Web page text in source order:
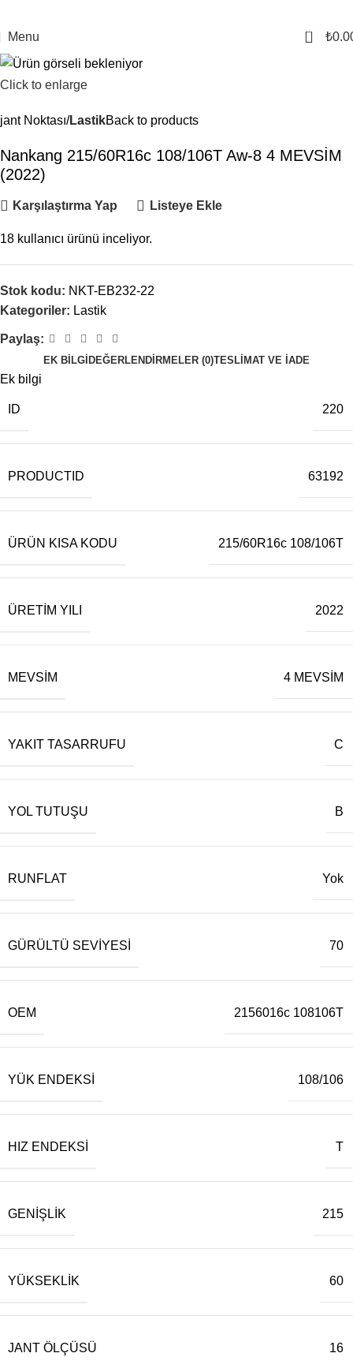
Menu 0 ₺
Click to enlarge
jant Noktası LastikBack to products
Nankang 215/60R16c 108/106T Aw-8 4 MEVSİM
(2022)
Karşılaştırma Yap Listeye Ekle
18 kullanıcı ürünü inceliyor.
Stok kodu: NKT-EB232-22
Kategoriler: Lastik
Paylaş:
EK BILGIDEĞERLENDIRMELER (0)TESLIMAT VE İADE
Ek bilgi
ID 220
PRODUCTID 63192
ÜRÜN KISA KODU 215/60R16c 108/106T
ÜRETIM YILI 2022
MEVSIM 4 MEVSİM
YAKIT TASARRUFU C
YOL TUTUŞU B
RUNFLAT Yok
GÜRÜLTÜ SEVIYESI 70
OEM 2156016c 108106T
YÜK ENDEKSI 108/106
HIZ ENDEKSI T
GENIŞLIK 215
YÜKSEKLIK 60
JANT ÖLÇÜSÜ 16